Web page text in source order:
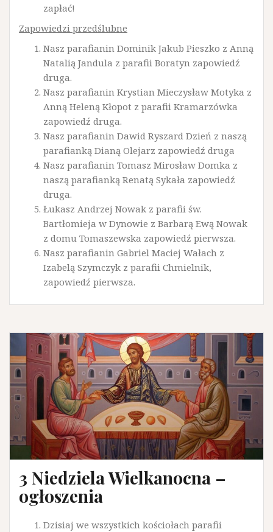
zapłać!
Zapowiedzi przedślubne
Nasz parafianin Dominik Jakub Pieszko z Anną
Natalią Jandula z parafii Boratyn zapowiedź
druga.
Nasz parafianin Krystian Mieczysław Motyka z
Anną Heleną Kłopot z parafii Kramarzówka
zapowiedź druga.
Nasz parafianin Dawid Ryszard Dzień z naszą
parafianką Dianą Olejarz zapowiedź druga
Nasz parafianin Tomasz Mirosław Domka z
naszą parafianką Renatą Sykała zapowiedź
druga.
Łukasz Andrzej Nowak z parafii św.
Bartłomieja w Dynowie z Barbarą Ewą Nowak
z domu Tomaszewska zapowiedź pierwsza.
Nasz parafianin Gabriel Maciej Wałach z
Izabelą Szymczyk z parafii Chmielnik,
zapowiedź pierwsza.
3 Niedziela Wielkanocna –
ogłoszenia
Dzisiaj we wszystkich kościołach parafii